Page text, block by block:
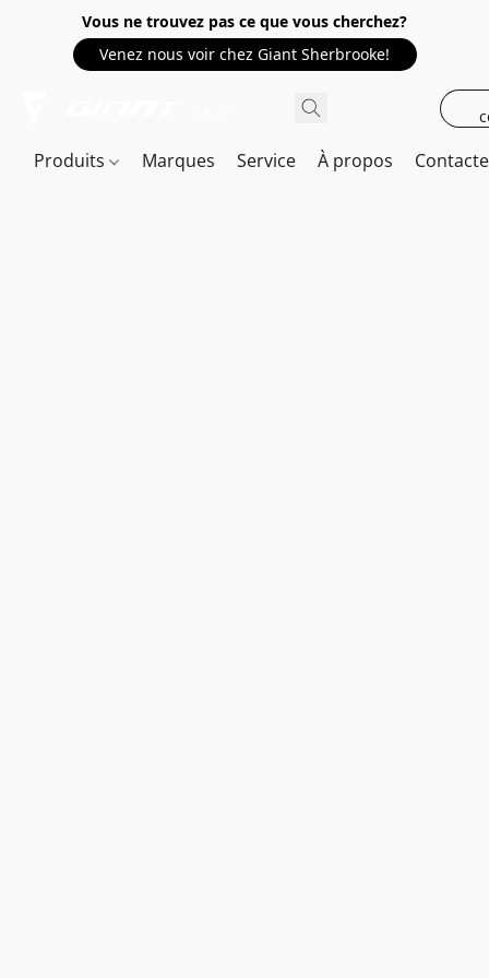
Vous ne trouvez pas ce que vous cherchez?
Venez nous voir chez Giant Sherbrooke!
Produits Marques Service À propos